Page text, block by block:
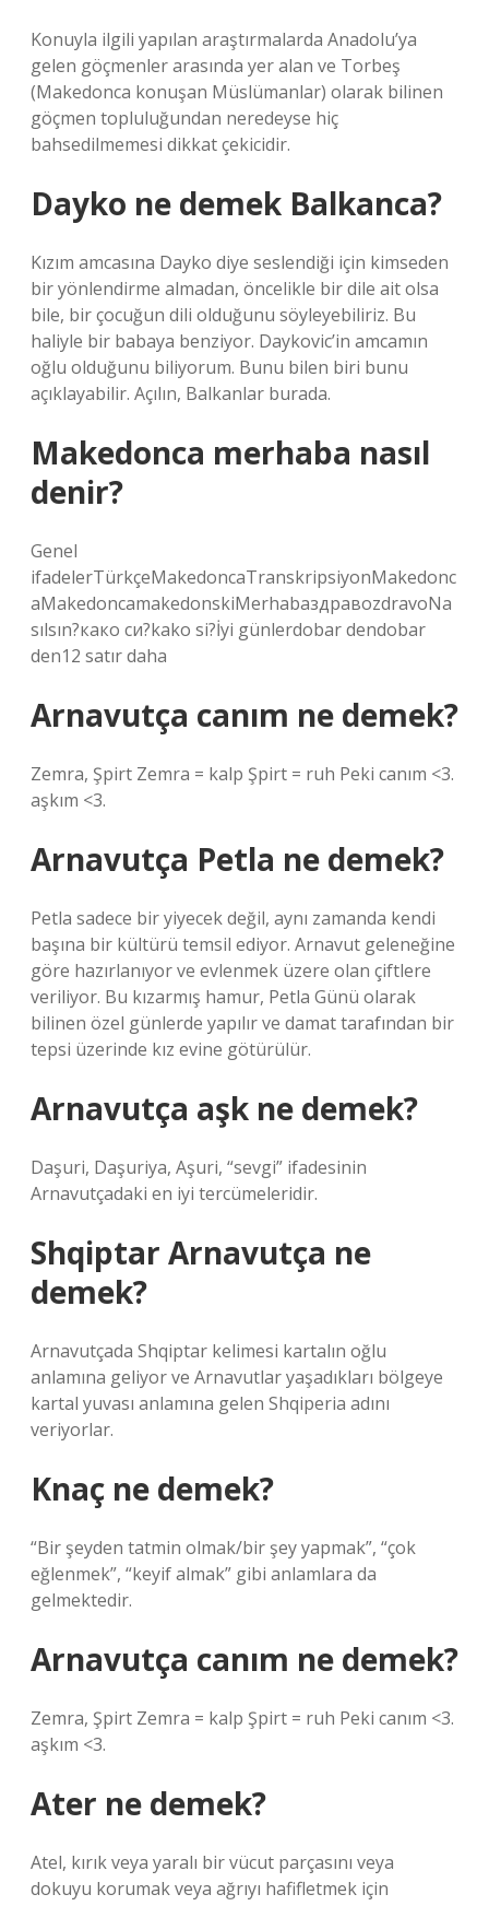
Konuyla ilgili yapılan araştırmalarda Anadolu’ya
gelen göçmenler arasında yer alan ve Torbeş
(Makedonca konuşan Müslümanlar) olarak bilinen
göçmen topluluğundan neredeyse hiç
bahsedilmemesi dikkat çekicidir.
Dayko ne demek Balkanca?
Kızım amcasına Dayko diye seslendiği için kimseden
bir yönlendirme almadan, öncelikle bir dile ait olsa
bile, bir çocuğun dili olduğunu söyleyebiliriz. Bu
haliyle bir babaya benziyor. Daykovic’in amcamın
oğlu olduğunu biliyorum. Bunu bilen biri bunu
açıklayabilir. Açılın, Balkanlar burada.
Makedonca merhaba nasıl
denir?
Genel
ifadelerTürkçeMakedoncaTranskripsiyonMakedonc
aMakedoncamakedonskiMerhabaздравоzdravoNa
sılsın?како си?kako si?İyi günlerdobar dendobar
den12 satır daha
Arnavutça canım ne demek?
Zemra, Şpirt Zemra = kalp Şpirt = ruh Peki canım <3.
aşkım <3.
Arnavutça Petla ne demek?
Petla sadece bir yiyecek değil, aynı zamanda kendi
başına bir kültürü temsil ediyor. Arnavut geleneğine
göre hazırlanıyor ve evlenmek üzere olan çiftlere
veriliyor. Bu kızarmış hamur, Petla Günü olarak
bilinen özel günlerde yapılır ve damat tarafından bir
tepsi üzerinde kız evine götürülür.
Arnavutça aşk ne demek?
Daşuri, Daşuriya, Aşuri, “sevgi” ifadesinin
Arnavutçadaki en iyi tercümeleridir.
Shqiptar Arnavutça ne
demek?
Arnavutçada Shqiptar kelimesi kartalın oğlu
anlamına geliyor ve Arnavutlar yaşadıkları bölgeye
kartal yuvası anlamına gelen Shqiperia adını
veriyorlar.
Knaç ne demek?
“Bir şeyden tatmin olmak/bir şey yapmak”, “çok
eğlenmek”, “keyif almak” gibi anlamlara da
gelmektedir.
Arnavutça canım ne demek?
Zemra, Şpirt Zemra = kalp Şpirt = ruh Peki canım <3.
aşkım <3.
Ater ne demek?
Atel, kırık veya yaralı bir vücut parçasını veya
dokuyu korumak veya ağrıyı hafifletmek için